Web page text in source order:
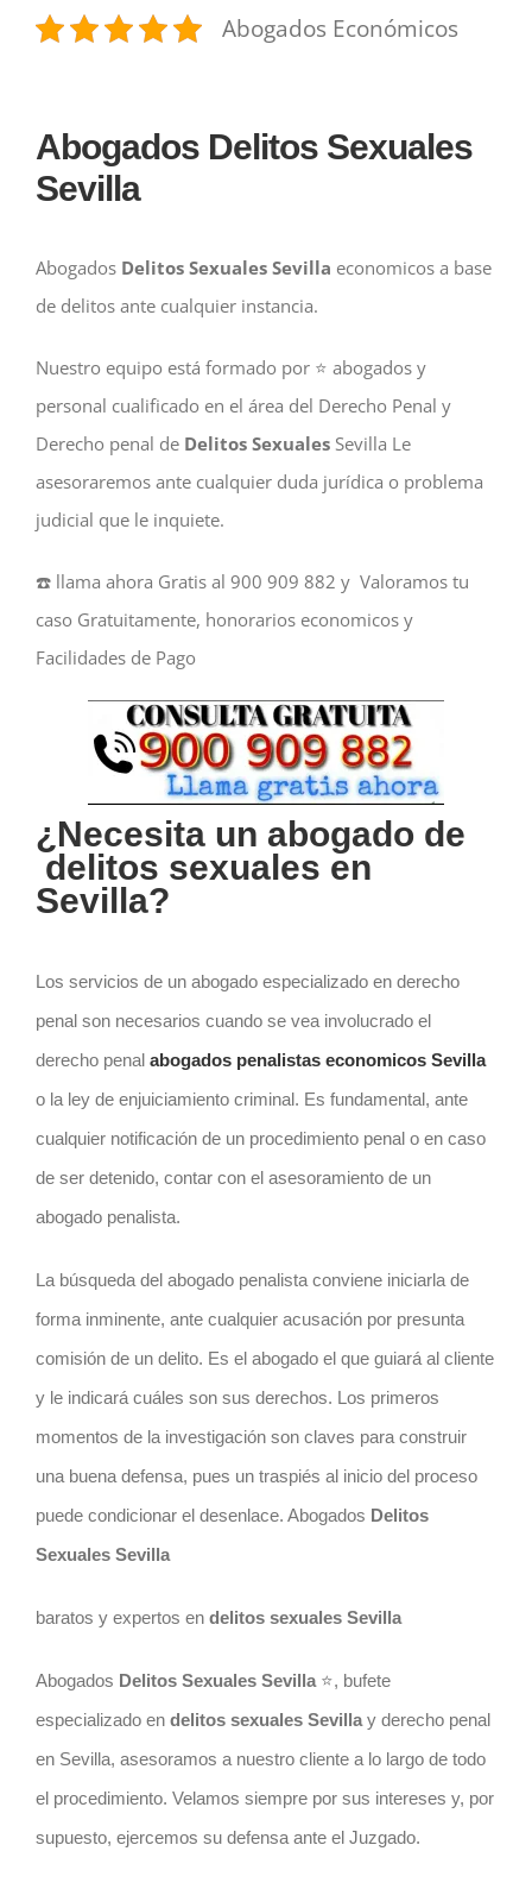
Abogados Económicos
Abogados Delitos Sexuales
Sevilla
Abogados Delitos Sexuales Sevilla economicos a base
de delitos ante cualquier instancia.
Nuestro equipo está formado por ⭐️ abogados y
personal cualificado en el área del Derecho Penal y
Derecho penal de Delitos SexualesSevilla Le
asesoraremos ante cualquier duda jurídica o problema
judicial que le inquiete.
☎️ llama ahora Gratis al 900 909 882 y Valoramos tu
caso Gratuitamente, honorarios economicos y
Facilidades de Pago
¿Necesita un abogado de
delitos sexuales en
Sevilla?
Los servicios de un abogado especializado en derecho
penal son necesarios cuando se vea involucrado el
derecho penal abogados penalistas economicos Sevilla
o la ley de enjuiciamiento criminal. Es fundamental, ante
cualquier notificación de un procedimiento penal o en caso
de ser detenido, contar con el asesoramiento de un
abogado penalista.
La búsqueda del abogado penalista conviene iniciarla de
forma inminente, ante cualquier acusación por presunta
comisión de un delito. Es el abogado el que guiará al cliente
y le indicará cuáles son sus derechos. Los primeros
momentos de la investigación son claves para construir
una buena defensa, pues un traspiés al inicio del proceso
puede condicionar el desenlace. Abogados Delitos
Sexuales Sevilla
baratos y expertos en delitos sexuales Sevilla
Abogados Delitos Sexuales Sevilla ⭐️, bufete
especializado en delitos sexuales Sevilla y derecho penal
en Sevilla, asesoramos a nuestro cliente a lo largo de todo
el procedimiento. Velamos siempre por sus intereses y, por
supuesto, ejercemos su defensa ante el Juzgado.